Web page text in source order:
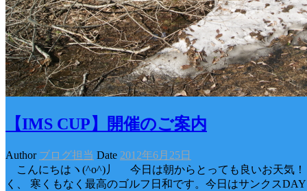
【IMS CUP】開催のご案内
Author ブログ担当 Date 2012年6月25日
こんにちはヽ(^o^)丿 今日は朝からとっても良いお天気！
く、 寒くもなく最高のゴルフ日和です。今日はサンクス